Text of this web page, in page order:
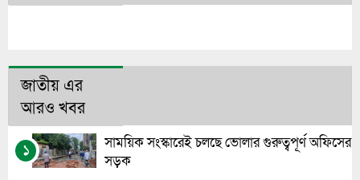
জাতীয় এর
আরও খবর
১
সাময়িক সংস্কারেই চলছে ভোলার গুরুত্বপূর্ণ অফিসের
সড়ক